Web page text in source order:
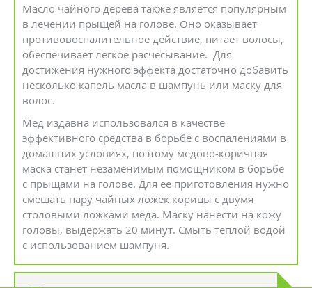
Масло чайного дерева также является популярным
в лечении прыщей на голове. Оно оказывает
противовоспалительное действие, питает волосы,
обеспечивает легкое расчёсывание. Для
достижения нужного эффекта достаточно добавить
несколько капель масла в шампунь или маску для
волос.
Мед издавна использовался в качестве
эффективного средства в борьбе с воспалениями в
домашних условиях, поэтому медово-коричная
маска станет незаменимым помощником в борьбе
с прыщами на голове. Для ее приготовления нужно
смешать пару чайных ложек корицы с двумя
столовыми ложками меда. Маску нанести на кожу
головы, выдержать 20 минут. Смыть теплой водой
с использованием шампуня.